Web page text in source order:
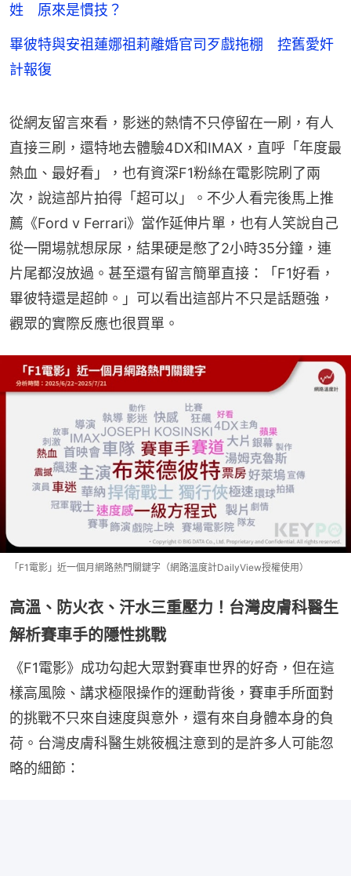
姓 原來是慣技？
畢彼特與安祖蓮娜祖莉離婚官司歹戲拖棚 控舊愛奸
計報復
從網友留言來看，影迷的熱情不只停留在一刷，有人
直接三刷，還特地去體驗4DX和IMAX，直呼「年度最
熱血、最好看」，也有資深F1粉絲在電影院刷了兩
次，說這部片拍得「超可以」。不少人看完後馬上推
薦《Ford v Ferrari》當作延伸片單，也有人笑說自己
從一開場就想尿尿，結果硬是憋了2小時35分鐘，連
片尾都沒放過。甚至還有留言簡單直接：「F1好看，
畢彼特還是超帥。」可以看出這部片不只是話題強，
觀眾的實際反應也很買單。
「F1電影」近一個月網路熱門關鍵字（網路溫度計DailyView授權使用）
高溫、防火衣、汗水三重壓力！台灣皮膚科醫生
解析賽車手的隱性挑戰
《F1電影》成功勾起大眾對賽車世界的好奇，但在這
樣高風險、講求極限操作的運動背後，賽車手所面對
的挑戰不只來自速度與意外，還有來自身體本身的負
荷。台灣皮膚科醫生姚筱楓注意到的是許多人可能忽
略的細節：